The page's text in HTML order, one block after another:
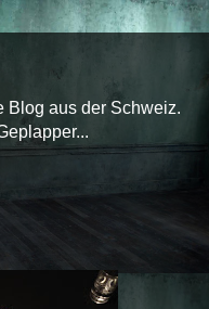
Blog aus der Schweiz.